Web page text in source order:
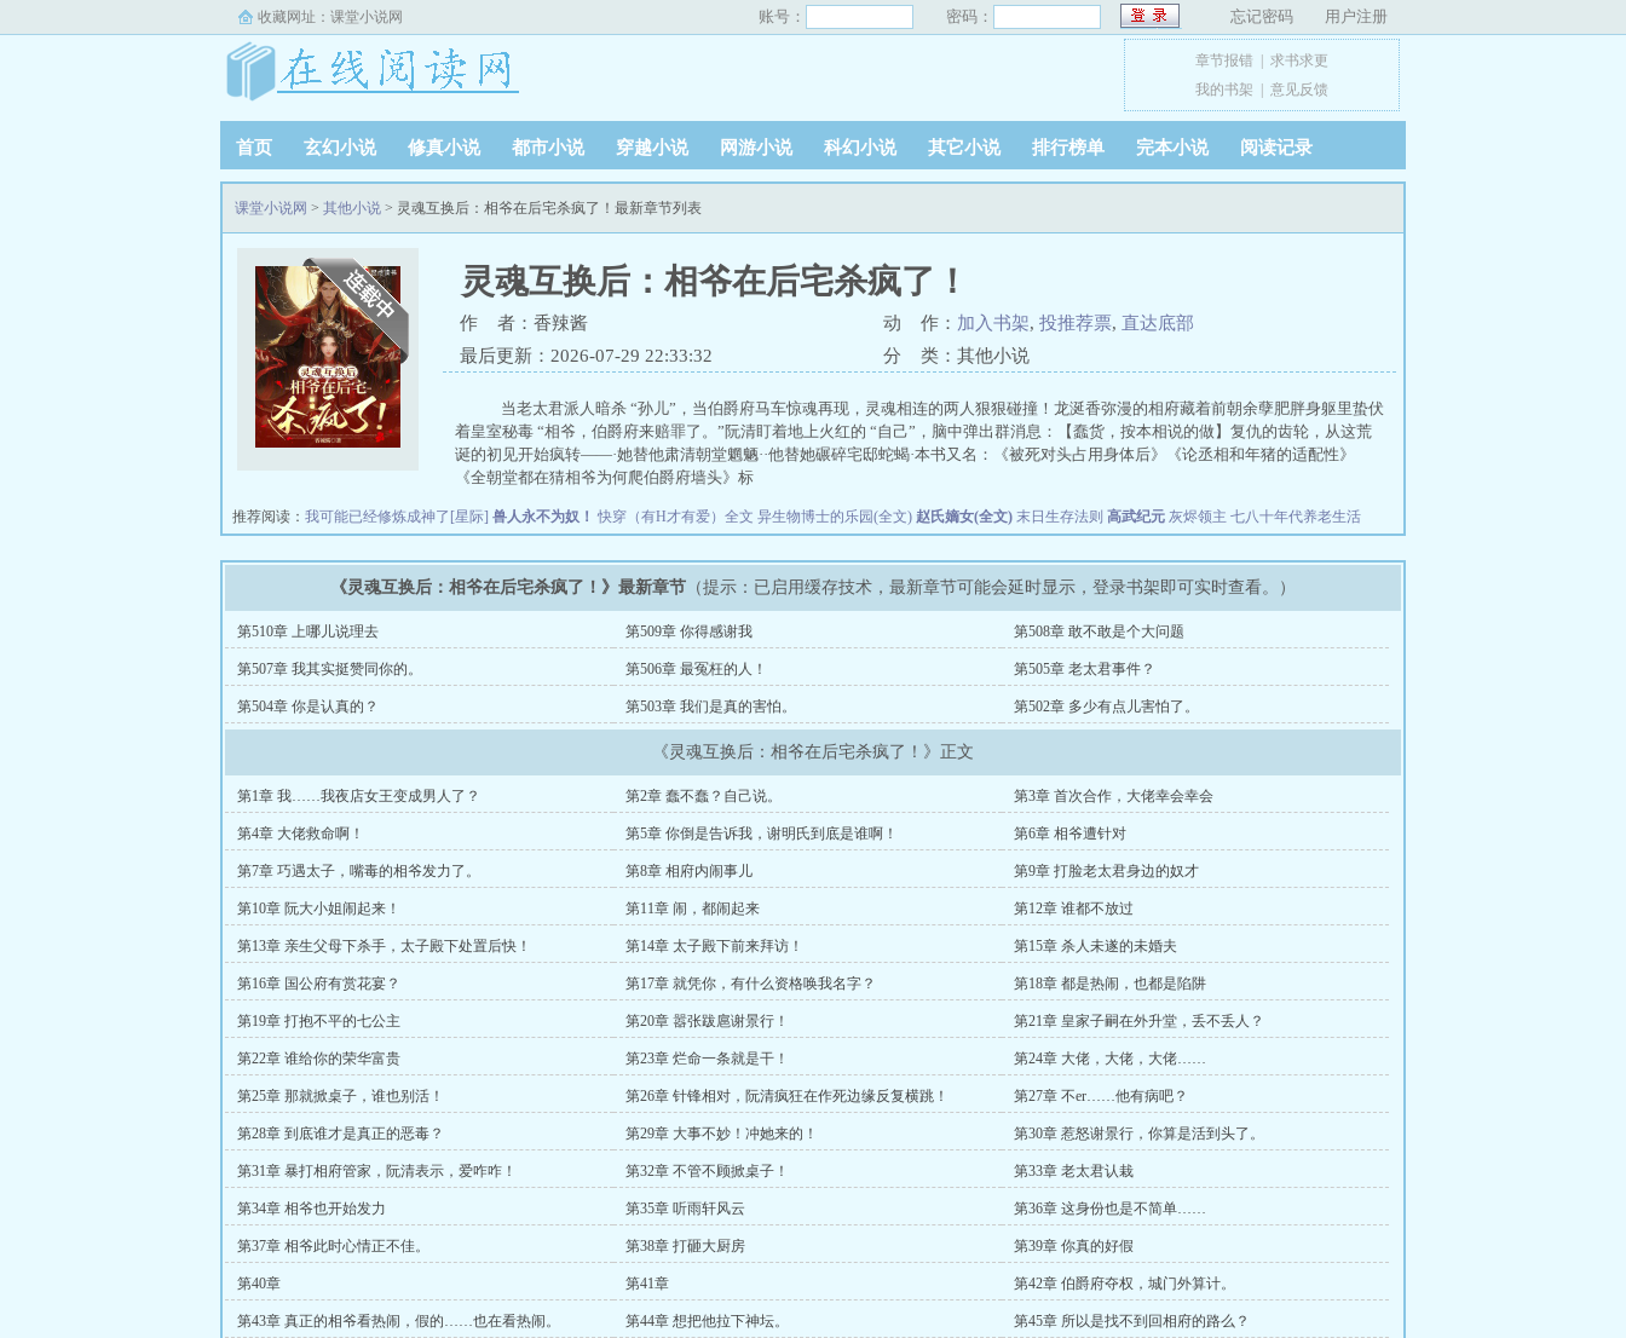
收藏网址： 课堂小说网 账号： 密码： 忘记密码 用户注册
章节报错
求书求更
我的书架
意见反馈
首页 玄幻小说 修真小说 都市小说 穿越小说 网游小说 科幻小说 其它小说 排行榜单 完本小说 阅读记录
课堂小说网 > 其他小说 > 灵魂互换后：相爷在后宅杀疯了！最新章节列表
灵魂互换后：相爷在后宅杀疯了！
作 者：香辣酱 动 作： 加入书架, 投推荐票, 直达底部
最后更新：2026-07-29 22:33:32
分 类：其他小说
当老太君派人暗杀 “孙儿”，当伯爵府马车惊魂再现，灵魂相连的两人狠狠碰撞！龙涎香弥漫的相府藏着前朝余孽肥胖身躯里蛰伏
着皇室秘毒 “相爷，伯爵府来赔罪了。”阮清盯着地上火红的 “自己”，脑中弹出群消息：【蠢货，按本相说的做】复仇的齿轮，从这荒
诞的初见开始疯转——·她替他肃清朝堂魍魉··他替她碾碎宅邸蛇蝎·本书又名：《被死对头占用身体后》《论丞相和年猪的适配性》
《全朝堂都在猜相爷为何爬伯爵府墙头》标
推荐阅读： 我可能已经修炼成神了[星际] 兽人永不为奴！ 快穿（有H才有爱）全文 异生物博士的乐园(全文) 赵氏嫡女(全文) 末日生存法则 高武纪元 灰烬领主 七八十年代养老生活
《灵魂互换后：相爷在后宅杀疯了！》最新章节 （提示：已启用缓存技术，最新章节可能会延时显示，登录书架即可实时查看。）
第510章 上哪儿说理去 第509章 你得感谢我 第508章 敢不敢是个大问题
第507章 我其实挺赞同你的。 第506章 最冤枉的人！ 第505章 老太君事件？
第504章 你是认真的？ 第503章 我们是真的害怕。 第502章 多少有点儿害怕了。
《灵魂互换后：相爷在后宅杀疯了！》正文
第1章 我……我夜店女王变成男人了？ 第2章 蠢不蠢？自己说。 第3章 首次合作，大佬幸会幸会
第4章 大佬救命啊！ 第5章 你倒是告诉我，谢明氏到底是谁啊！ 第6章 相爷遭针对
第7章 巧遇太子，嘴毒的相爷发力了。 第8章 相府内闹事儿 第9章 打脸老太君身边的奴才
第10章 阮大小姐闹起来！ 第11章 闹，都闹起来 第12章 谁都不放过
第13章 亲生父母下杀手，太子殿下处置后快！ 第14章 太子殿下前来拜访！ 第15章 杀人未遂的未婚夫
第16章 国公府有赏花宴？ 第17章 就凭你，有什么资格唤我名字？ 第18章 都是热闹，也都是陷阱
第19章 打抱不平的七公主 第20章 嚣张跋扈谢景行！ 第21章 皇家子嗣在外升堂，丢不丢人？
第22章 谁给你的荣华富贵 第23章 烂命一条就是干！ 第24章 大佬，大佬，大佬……
第25章 那就掀桌子，谁也别活！ 第26章 针锋相对，阮清疯狂在作死边缘反复横跳！ 第27章 不er……他有病吧？
第28章 到底谁才是真正的恶毒？ 第29章 大事不妙！冲她来的！ 第30章 惹怒谢景行，你算是活到头了。
第31章 暴打相府管家，阮清表示，爱咋咋！ 第32章 不管不顾掀桌子！ 第33章 老太君认栽
第34章 相爷也开始发力 第35章 听雨轩风云 第36章 这身份也是不简单……
第37章 相爷此时心情正不佳。 第38章 打砸大厨房 第39章 你真的好假
第40章 第41章 第42章 伯爵府夺权，城门外算计。
第43章 真正的相爷看热闹，假的……也在看热闹。 第44章 想把他拉下神坛。 第45章 所以是找不到回相府的路么？